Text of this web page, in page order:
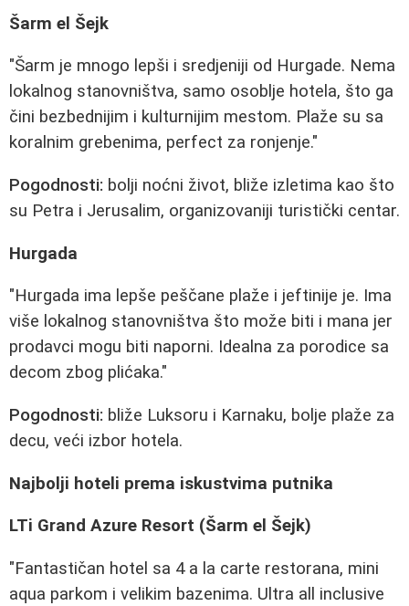
Šarm el Šejk
"Šarm je mnogo lepši i sredjeniji od Hurgade. Nema
lokalnog stanovništva, samo osoblje hotela, što ga
čini bezbednijim i kulturnijim mestom. Plaže su sa
koralnim grebenima, perfect za ronjenje."
Pogodnosti: bolji noćni život, bliže izletima kao što
su Petra i Jerusalim, organizovaniji turistički centar.
Hurgada
"Hurgada ima lepše peščane plaže i jeftinije je. Ima
više lokalnog stanovništva što može biti i mana jer
prodavci mogu biti naporni. Idealna za porodice sa
decom zbog plićaka."
Pogodnosti: bliže Luksoru i Karnaku, bolje plaže za
decu, veći izbor hotela.
Najbolji hoteli prema iskustvima putnika
LTi Grand Azure Resort (Šarm el Šejk)
"Fantastičan hotel sa 4 a la carte restorana, mini
aqua parkom i velikim bazenima. Ultra all inclusive